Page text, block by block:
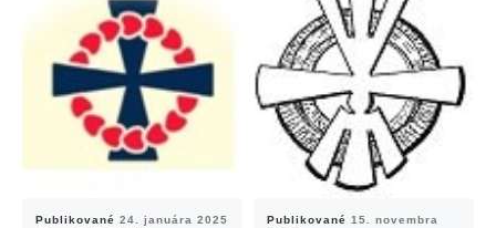
Publikované 24. januára 2025 Publikované 15. novembra